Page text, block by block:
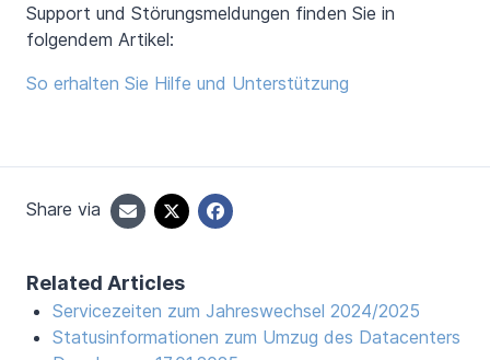
Support und Störungsmeldungen finden Sie in
folgendem Artikel:
So erhalten Sie Hilfe und Unterstützung
Share via
Related Articles
Servicezeiten zum Jahreswechsel 2024/2025
Statusinformationen zum Umzug des Datacenters